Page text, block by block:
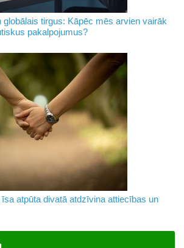
globālais tirgus: Kāpēc mēs arvien vairāk
pakalpojumus?
atpūta divatā atdzīvina attiecības un